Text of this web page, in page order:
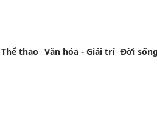
Thể thao Văn hóa - Giải trí Đời sống